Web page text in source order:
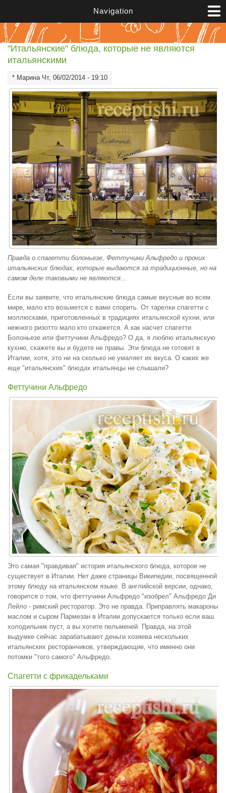
Navigation
"Итальянские" блюда, которые не являются
итальянскими
* МаринаЧт, 06/02/2014 - 19:10
Правда о спагетти болоньезе, Феттучини Альфредо и прочих
итальянских блюдах, которые выдаются за традиционные, но на
самом деле таковыми не являются...
Если вы заявите, что итальянские блюда самые вкусные во всем
мире, мало кто возьмется с вами спорить. От тарелки спагетти с
моллюсками, приготовленных в традициях итальянской кухни, или
нежного ризотто мало кто откажется. А как насчет спагетти
Болоньезе или феттучини Альфредо? О да, я люблю итальянскую
кухню, скажете вы и будете не правы. Эти блюда не готовят в
Италии, хотя, это ни на сколько не умаляет их вкуса. О каких же
еще "итальянских" блюдах итальянцы не слышали?
Феттучини Альфредо
Это самая "правдивая" история итальянского блюда, которое не
существует в Италии. Нет даже страницы Википедии, посвященной
этому блюду на итальянском языке. В английской версии, однако,
говорится о том, что феттучини Альфредо "изобрел" Альфредо Ди
Лейло - римский ресторатор. Это не правда. Приправлять макароны
маслом и сыром Пармезан в Италии допускается только если ваш
холодильник пуст, а вы хотите пельменей. Правда, на этой
выдумке сейчас зарабатывают деньги хозяева нескольких
итальянских ресторанчиков, утверждающие, что именно они
потомки "того самого" Альфредо.
Спагетти с фрикадельками